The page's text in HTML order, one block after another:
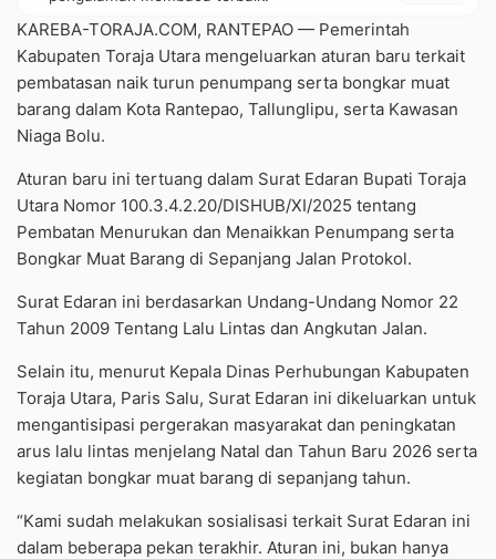
KAREBA-TORAJA.COM, RANTEPAO — Pemerintah
Kabupaten Toraja Utara mengeluarkan aturan baru terkait
pembatasan naik turun penumpang serta bongkar muat
barang dalam Kota Rantepao, Tallunglipu, serta Kawasan
Niaga Bolu.
Aturan baru ini tertuang dalam Surat Edaran Bupati Toraja
Utara Nomor 100.3.4.2.20/DISHUB/XI/2025 tentang
Pembatan Menurukan dan Menaikkan Penumpang serta
Bongkar Muat Barang di Sepanjang Jalan Protokol.
Surat Edaran ini berdasarkan Undang-Undang Nomor 22
Tahun 2009 Tentang Lalu Lintas dan Angkutan Jalan.
Selain itu, menurut Kepala Dinas Perhubungan Kabupaten
Toraja Utara, Paris Salu, Surat Edaran ini dikeluarkan untuk
mengantisipasi pergerakan masyarakat dan peningkatan
arus lalu lintas menjelang Natal dan Tahun Baru 2026 serta
kegiatan bongkar muat barang di sepanjang tahun.
“Kami sudah melakukan sosialisasi terkait Surat Edaran ini
dalam beberapa pekan terakhir. Aturan ini, bukan hanya